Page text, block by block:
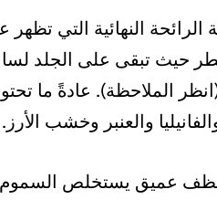
الرائحة النهائية التي
حيث تبقى على الجلد
الملاحظة). عادةً ما
والعنبر وخشب الأرز.
عميق يستخلص السموم